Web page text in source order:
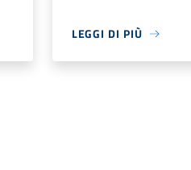
LEGGI DI PIÙ